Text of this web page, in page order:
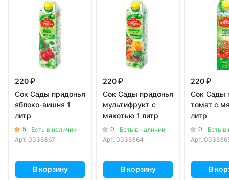
220 ₽
Сок Сады придонья
яблоко-вишня 1
литр
5
Есть в наличии
Арт. 0036367
В корзину
220 ₽
Сок Сады придонья
мультифрукт с
мякотью 1 литр
0
Есть в наличии
Арт. 0036364
В корзину
220 ₽
Сок Сады
томат с
литр
0
Есть в
Арт.
В